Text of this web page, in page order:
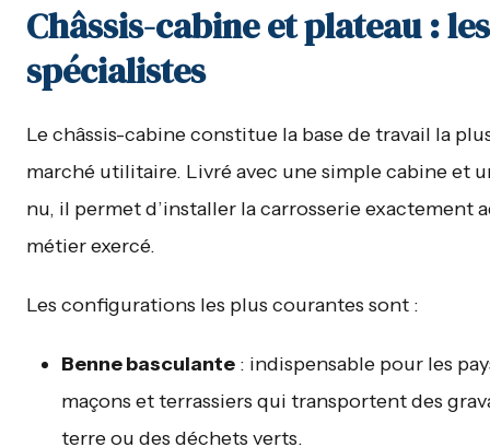
Châssis-cabine et plateau : les
spécialistes
Le châssis-cabine constitue la base de travail la
marché utilitaire. Livré avec une simple cabine et
nu, il permet d’installer la carrosserie exactement
métier exercé.
Les configurations les plus courantes sont :
Benne basculante : indispensable pour les
maçons et terrassiers qui transportent des
terre ou des déchets verts.